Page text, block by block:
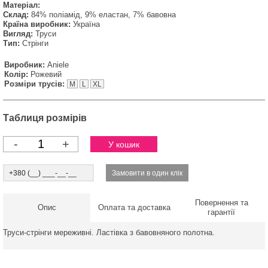
Матеріал:
Склад: 84% поліамід, 9% еластан, 7% бавовна
Країна виробник: Україна
Вигляд: Труси
Тип: Стрінги
Виробник: Aniele
Колір: Рожевий
Розміри трусів:
M L XL
Таблиця розмірів
- +
Опис Оплата та доставка
Повернення та
гарантії
Труси-стрінги мереживні. Ластівка з бавовняного полотна.